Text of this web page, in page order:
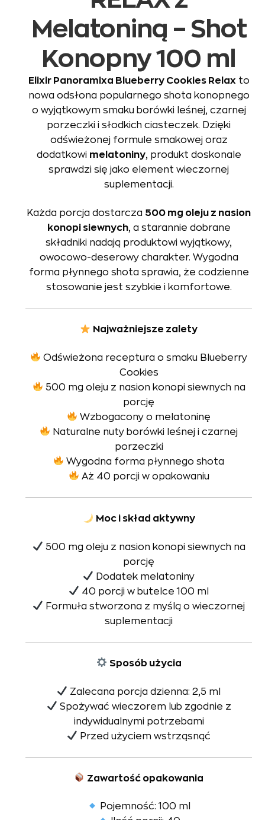
Melatoniną – Shot
Konopny 100 ml
Elixir Panoramixa Blueberry Cookies Relax to
nowa odsłona popularnego shota konopnego
o wyjątkowym smaku borówki leśnej, czarnej
porzeczki i słodkich ciasteczek. Dzięki
odświeżonej formule smakowej oraz
dodatkowi melatoniny, produkt doskonale
sprawdzi się jako element wieczornej
suplementacji.
Każda porcja dostarcza 500 mg oleju z nasion
konopi siewnych, a starannie dobrane
składniki nadają produktowi wyjątkowy,
owocowo-deserowy charakter. Wygodna
forma płynnego shota sprawia, że codzienne
stosowanie jest szybkie i komfortowe.
Najważniejsze zalety
Odświeżona receptura o smaku Blueberry
Cookies
500 mg oleju z nasion konopi siewnych na
porcję
Wzbogacony o melatoninę
Naturalne nuty borówki leśnej i czarnej
porzeczki
Wygodna forma płynnego shota
Aż 40 porcji w opakowaniu
Moc i skład aktywny
500 mg oleju z nasion konopi siewnych na
porcję
Dodatek melatoniny
40 porcji w butelce 100 ml
Formuła stworzona z myślą o wieczornej
suplementacji
Sposób użycia
Zalecana porcja dzienna: 2,5 ml
Spożywać wieczorem lub zgodnie z
indywidualnymi potrzebami
Przed użyciem wstrząsnąć
Zawartość opakowania
Pojemność: 100 ml